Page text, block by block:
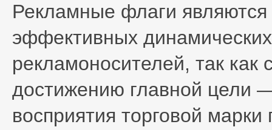
Рекламные флаги
эффективных
рекламоносителей, так как
достижению главной цели
восприятия торговой